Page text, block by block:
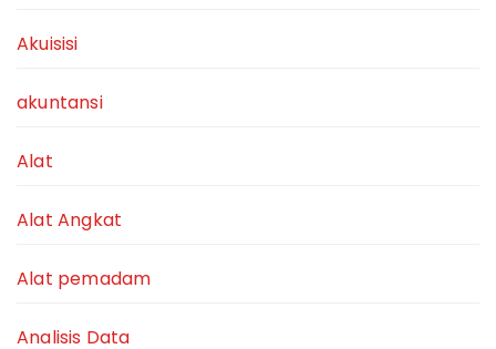
Akuisisi
akuntansi
Alat
Alat Angkat
Alat pemadam
Analisis Data